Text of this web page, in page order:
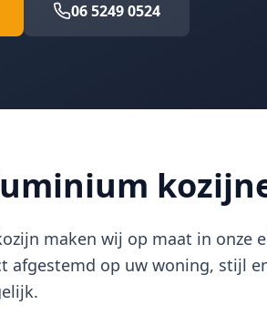
06 5249 0524
maken wij op maat in onze
afgestemd op uw woning, stijl